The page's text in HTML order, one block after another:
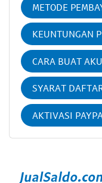
METODE
KEUNTUNGAN
CARA BUAT
SYARAT
AKTIVASI